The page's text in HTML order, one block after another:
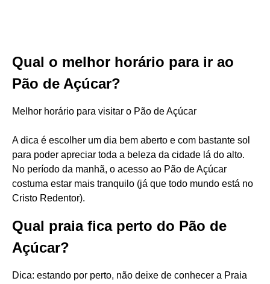
Qual o melhor horário para ir ao
Pão de Açúcar?
Melhor horário para visitar o Pão de Açúcar
A dica é escolher um dia bem aberto e com bastante sol
para poder apreciar toda a beleza da cidade lá do alto.
No período da manhã, o acesso ao Pão de Açúcar
costuma estar mais tranquilo (já que todo mundo está no
Cristo Redentor).
Qual praia fica perto do Pão de
Açúcar?
Dica: estando por perto, não deixe de conhecer a Praia